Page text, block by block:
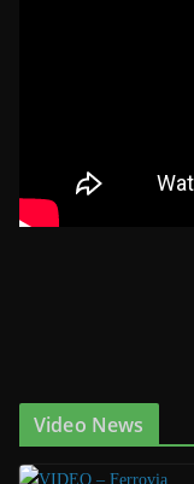
Video News